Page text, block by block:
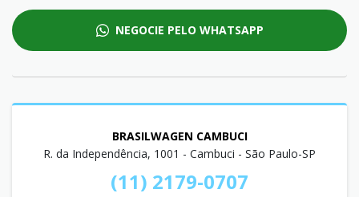
NEGOCIE PELO WHATSAPP
BRASILWAGEN CAMBUCI
R. da Independência, 1001 - Cambuci - São Paulo-SP
(11) 2179-0707